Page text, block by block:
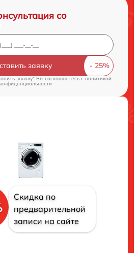
со
заявку
заявку" Вы соглашаетесь cполитикой
Скидка по
предварительной
записи на сайте